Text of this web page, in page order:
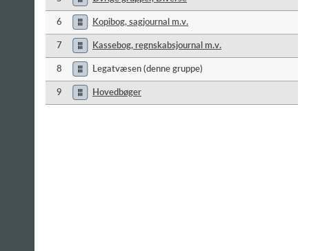
6 Kopibog, sagjournal m.v.
7 Kassebog, regnskabsjournal m.v.
8 Legatvæsen (denne gruppe)
9 Hovedbøger